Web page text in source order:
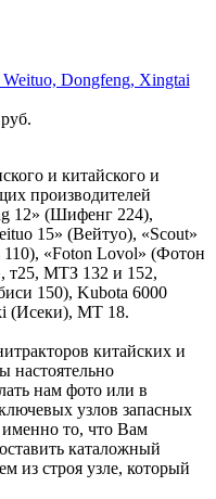
Dongfeng, Xingtai
и китайского и
производителей
12» (Шифенг 224),
15» (Вейтуо), «Scout»
«Foton Lovol» (Фотон
т25, МТЗ 132 и 152,
150), Kubota 6000
(Исеки), МТ 18.
китайских и
настоятельно
нам фото или в
узлов запасных
именно то, что Вам
каталожный
из строя узле, который